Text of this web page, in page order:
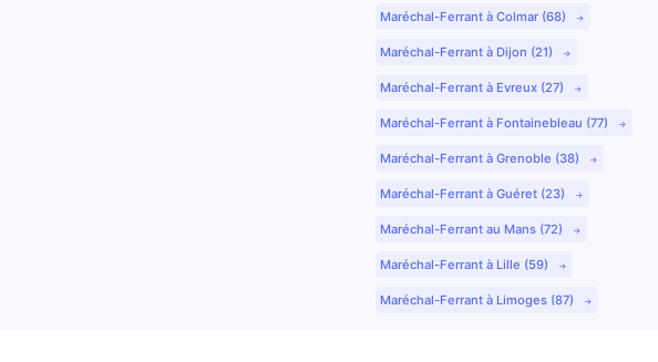
Maréchal-Ferrant à Colmar (68)
Maréchal-Ferrant à Dijon (21)
Maréchal-Ferrant à Evreux (27)
Maréchal-Ferrant à Fontainebleau (77)
Maréchal-Ferrant à Grenoble (38)
Maréchal-Ferrant à Guéret (23)
Maréchal-Ferrant au Mans (72)
Maréchal-Ferrant à Lille (59)
Maréchal-Ferrant à Limoges (87)